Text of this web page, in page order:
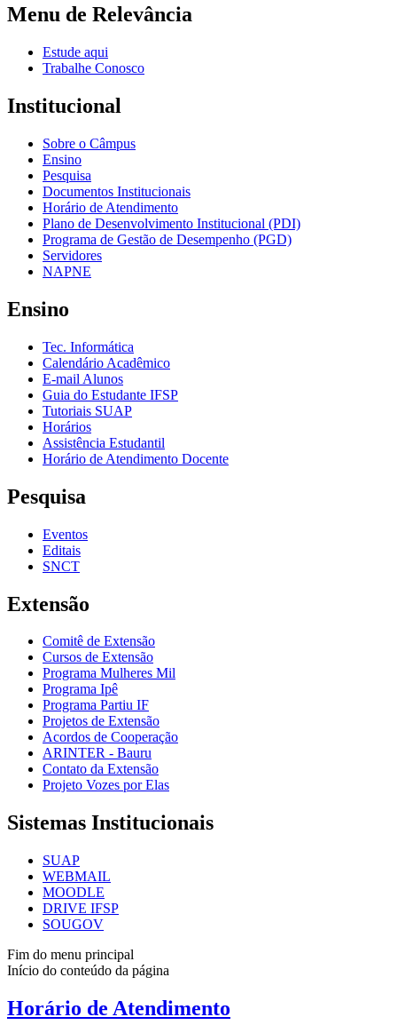
Menu de Relevância
Estude aqui
Trabalhe Conosco
Institucional
Sobre o Câmpus
Ensino
Pesquisa
Documentos Institucionais
Horário de Atendimento
Plano de Desenvolvimento Institucional (PDI)
Programa de Gestão de Desempenho (PGD)
Servidores
NAPNE
Ensino
Tec. Informática
Calendário Acadêmico
E-mail Alunos
Guia do Estudante IFSP
Tutoriais SUAP
Horários
Assistência Estudantil
Horário de Atendimento Docente
Pesquisa
Eventos
Editais
SNCT
Extensão
Comitê de Extensão
Cursos de Extensão
Programa Mulheres Mil
Programa Ipê
Programa Partiu IF
Projetos de Extensão
Acordos de Cooperação
ARINTER - Bauru
Contato da Extensão
Projeto Vozes por Elas
Sistemas Institucionais
SUAP
WEBMAIL
MOODLE
DRIVE IFSP
SOUGOV
Fim do menu principal
Início do conteúdo da página
Horário de Atendimento